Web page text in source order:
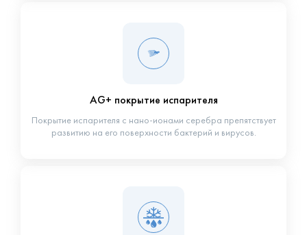
AG+ покрытие испарителя
Покрытие испарителя с нано-ионами серебра препятствует
развитию на его поверхности бактерий и вирусов.